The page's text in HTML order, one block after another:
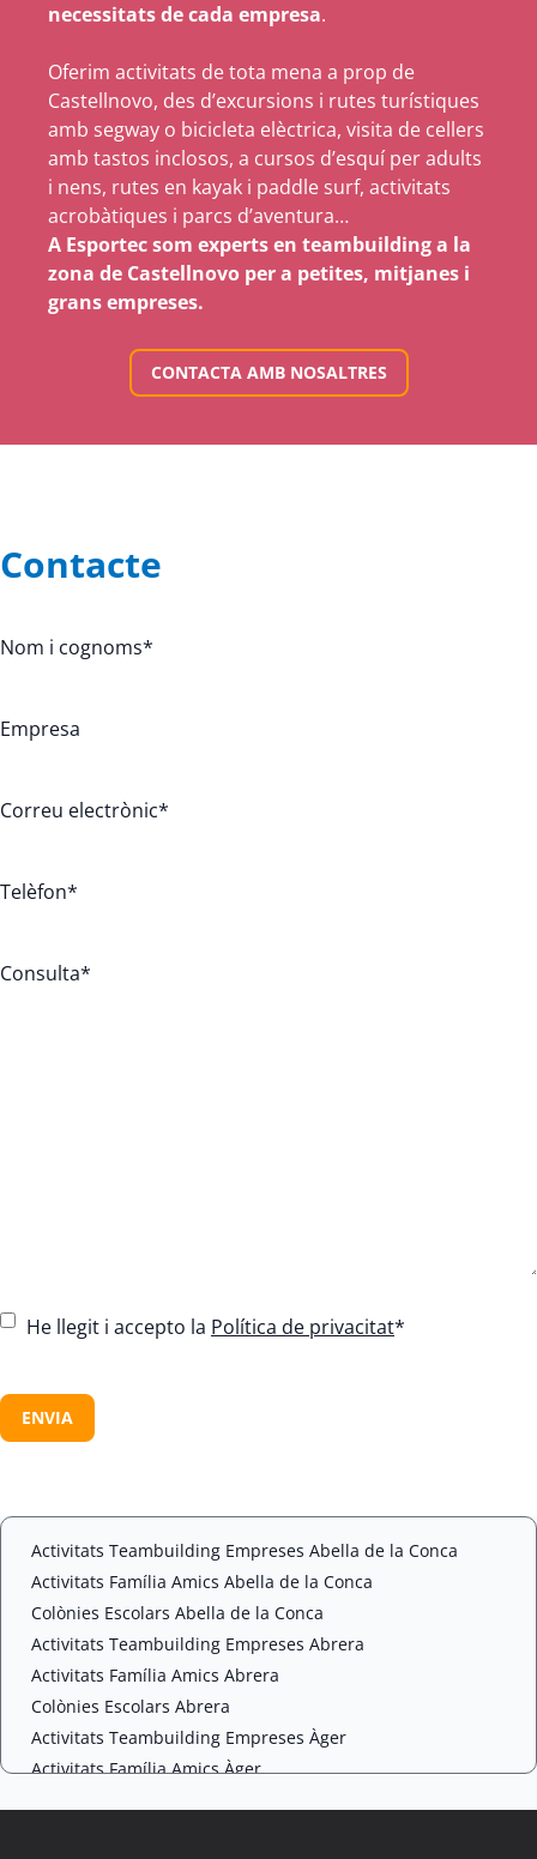
necessitats de cada empresa.
Oferim activitats de tota mena a prop de
Castellnovo, des d’excursions i rutes turístiques
amb segway o bicicleta elèctrica, visita de cellers
amb tastos inclosos, a cursos d’esquí per adults
i nens, rutes en kayak i paddle surf, activitats
acrobàtiques i parcs d’aventura…
A Esportec som experts en teambuilding a la
zona de Castellnovo per a petites, mitjanes i
grans empreses.
CONTACTA AMB NOSALTRES
Contacte
Nom i cognoms*
Empresa
Correu electrònic*
Telèfon*
Consulta*
C
s
e
*
He llegit i accepto la Política de privacitat*
A
P
H
Activitats Teambuilding Empreses Abella de la Conca
Activitats Família Amics Abella de la Conca
Colònies Escolars Abella de la Conca
Activitats Teambuilding Empreses Abrera
Activitats Família Amics Abrera
Colònies Escolars Abrera
Activitats Teambuilding Empreses Àger
Activitats Família Amics Àger